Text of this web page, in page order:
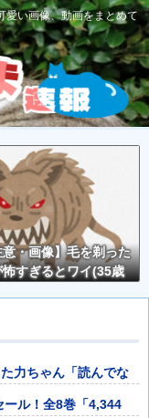
愛い画像、動画をまとめて
・画像】毛を剃った
すぎるとワイ(35歳
力ちゃん「読んでな
ール！全8巻「4,344